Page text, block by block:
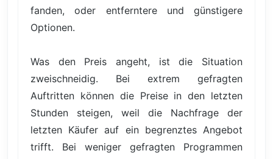
fanden, oder entferntere und günstigere
Optionen.
Was den Preis angeht, ist die Situation
zweischneidig. Bei extrem gefragten
Auftritten können die Preise in den letzten
Stunden steigen, weil die Nachfrage der
letzten Käufer auf ein begrenztes Angebot
trifft. Bei weniger gefragten Programmen